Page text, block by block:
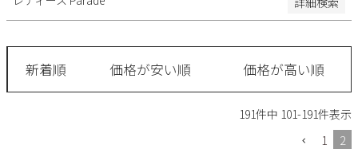
レインシューズ
すべての商品
サンダル
新着順 価格が安い順 価格が高い順
191件中 101-191件表示
1
2